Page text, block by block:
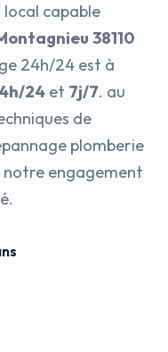
local capable
38110
24h/24 est à
24 et 7j/7. au
de
plomberie
notre engagement